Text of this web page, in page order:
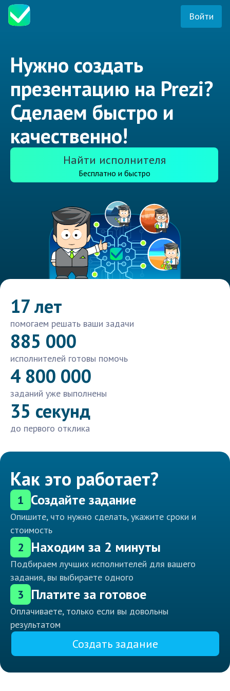
Войти
Нужно создать
презентацию на Prezi?
Сделаем быстро и
качественно!
Найти исполнителя
Бесплатно и быстро
17 лет
помогаем решать ваши задачи
885 000
исполнителей готовы помочь
4 800 000
заданий уже выполнены
35 секунд
до первого отклика
Как это работает?
1 Создайте задание
Опишите, что нужно сделать, укажите сроки и
стоимость
2 Находим за 2 минуты
Подбираем лучших исполнителей для вашего
задания, вы выбираете одного
3 Платите за готовое
Оплачиваете, только если вы довольны
результатом
Создать задание